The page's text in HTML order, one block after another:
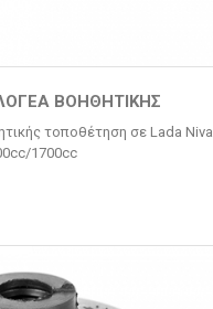
ΒΟΗΘΗΤΙΚΉΣ
τοποθέτηση σε Lada Niva
1700cc